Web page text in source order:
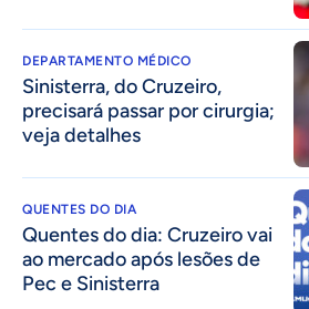
DEPARTAMENTO MÉDICO
Sinisterra, do Cruzeiro,
precisará passar por cirurgia;
veja detalhes
QUENTES DO DIA
Quentes do dia: Cruzeiro vai
ao mercado após lesões de
Pec e Sinisterra